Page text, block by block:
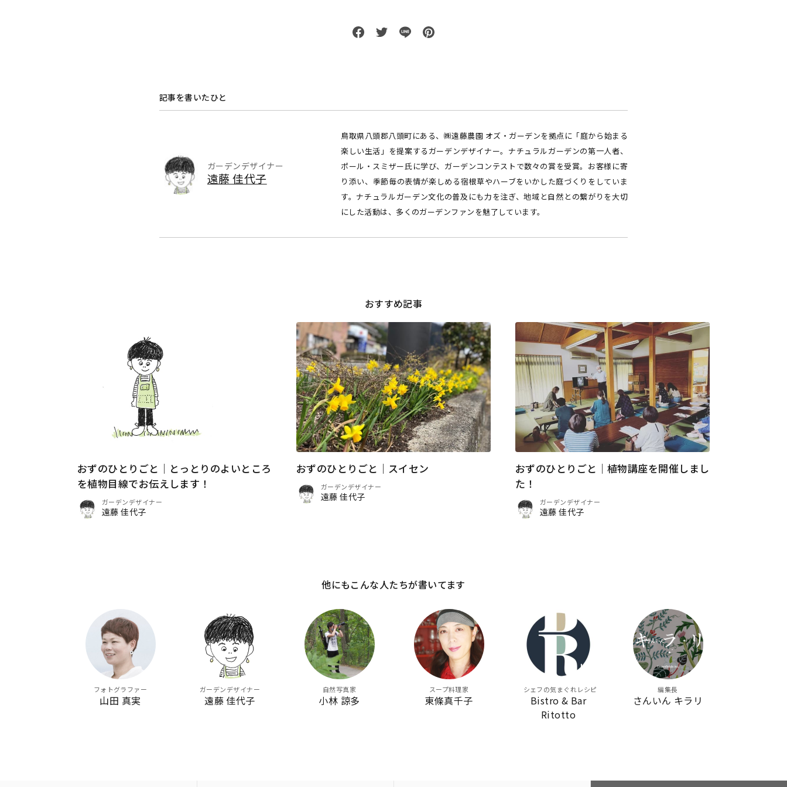
記事を書いたひと
ガーデンデザイナー
遠藤 佳代子
鳥取県八頭郡八頭町にある、㈱遠藤農園 オズ・ガーデンを拠点に「庭から始まる
楽しい生活」を提案するガーデンデザイナー。ナチュラルガーデンの第一人者、
ポール・スミザー氏に学び、ガーデンコンテストで数々の賞を受賞。お客様に寄
り添い、季節毎の表情が楽しめる宿根草やハーブをいかした庭づくりをしていま
す。ナチュラルガーデン文化の普及にも力を注ぎ、地域と自然との繋がりを大切
にした活動は、多くのガーデンファンを魅了しています。
おすすめ記事
おずのひとりごと｜とっとりのよいところ
を植物目線でお伝えします！
ガーデンデザイナー
遠藤 佳代子
おずのひとりごと｜スイセン
ガーデンデザイナー
遠藤 佳代子
おずのひとりごと｜植物講座を開催しまし
た！
ガーデンデザイナー
遠藤 佳代子
他にもこんな人たちが書いてます
フォトグラファー
山田 真実
ガーデンデザイナー
遠藤 佳代子
自然写真家
小林 諒多
スープ料理家
東條真千子
シェフの気まぐれレシピ
Bistro & Bar
Ritotto
編集長
さんいん キラリ